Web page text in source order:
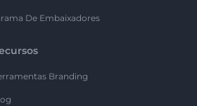
De Embaixadores
Branding